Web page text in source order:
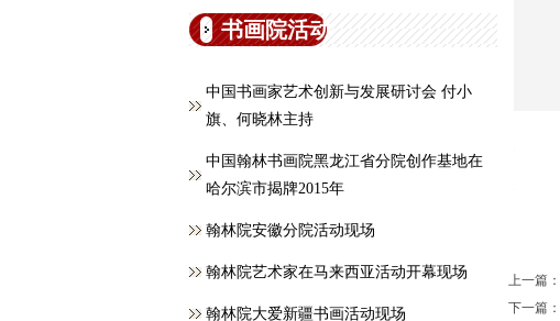
书画院活动
中国书画家艺术创新与发展研讨会 付小
旗、何晓林主持
中国翰林书画院黑龙江省分院创作基地在
哈尔滨市揭牌2015年
翰林院安徽分院活动现场
翰林院艺术家在马来西亚活动开幕现场
翰林院大爱新疆书画活动现场
上一篇：
下一篇：